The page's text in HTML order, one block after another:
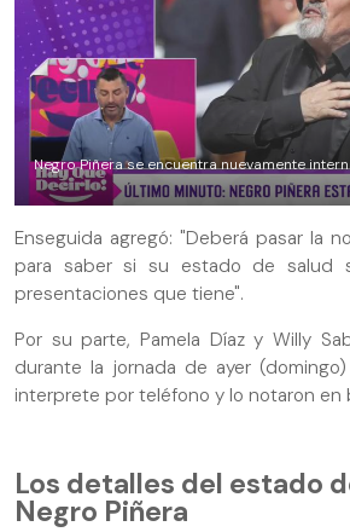
Negro Piñera se encuentra nuevamente
Enseguida agregó: "Deberá pasar la
para saber si su estado de salud
presentaciones que tiene".
Por su parte, Pamela Díaz y Willy
durante la jornada de ayer
interprete por teléfono y lo notaron en
Los detalles del estado
Negro Piñera